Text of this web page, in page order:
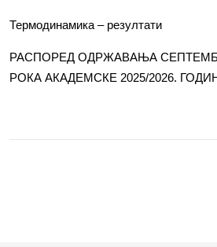
Термодинамика – резултати
РАСПОРЕД ОДРЖАВАЊА
РОКА АКАДЕМСКЕ 2025/2026.